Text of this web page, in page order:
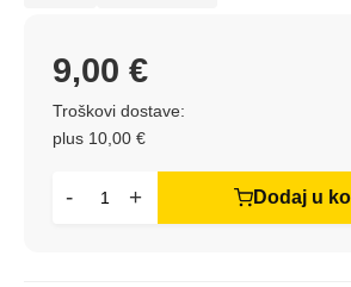
Troškovi dostave:
plus 10,00 €
9,00 €
- + Dodaj u